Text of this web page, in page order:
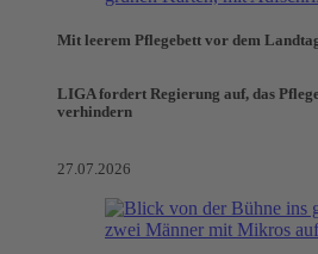
Mit leerem Pflegebett vor dem
LIGA fordert Regierung auf, das
verhindern
27.07.2026